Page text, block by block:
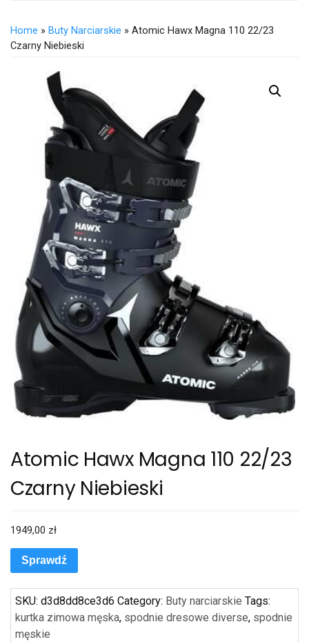
Home » Buty Narciarskie » Atomic Hawx Magna 110 22/23
Czarny Niebieski
Atomic Hawx Magna 110 22/23
Czarny Niebieski
1949,00 zł
Sprawdź
SKU: d3d8dd8ce3d6 Category: Buty narciarskie Tags:
kurtka zimowa męska, spodnie dresowe diverse, spodnie
męskie